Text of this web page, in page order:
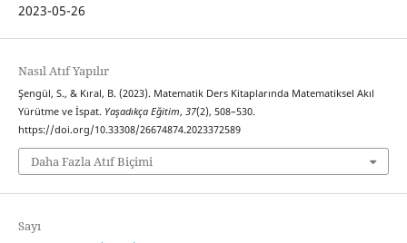
2023-05-26
Nasıl Atıf Yapılır
Şengül, S., & Kıral, B. (2023). Matematik Ders Kitaplarında Matematiksel Akıl
Yürütme ve İspat. Yaşadıkça Eğitim, 37(2), 508–530.
https://doi.org/10.33308/26674874.2023372589
Daha Fazla Atıf Biçimi
Sayı